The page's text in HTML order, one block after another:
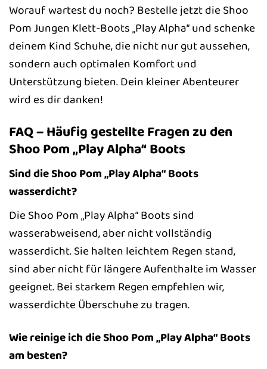
Worauf wartest du noch? Bestelle jetzt die Shoo
Pom Jungen Klett-Boots „Play Alpha“ und schenke
deinem Kind Schuhe, die nicht nur gut aussehen,
sondern auch optimalen Komfort und
Unterstützung bieten. Dein kleiner Abenteurer
wird es dir danken!
FAQ – Häufig gestellte Fragen zu den
Shoo Pom „Play Alpha“ Boots
Sind die Shoo Pom „Play Alpha“ Boots
wasserdicht?
Die Shoo Pom „Play Alpha“ Boots sind
wasserabweisend, aber nicht vollständig
wasserdicht. Sie halten leichtem Regen stand,
sind aber nicht für längere Aufenthalte im Wasser
geeignet. Bei starkem Regen empfehlen wir,
wasserdichte Überschuhe zu tragen.
Wie reinige ich die Shoo Pom „Play Alpha“ Boots
am besten?